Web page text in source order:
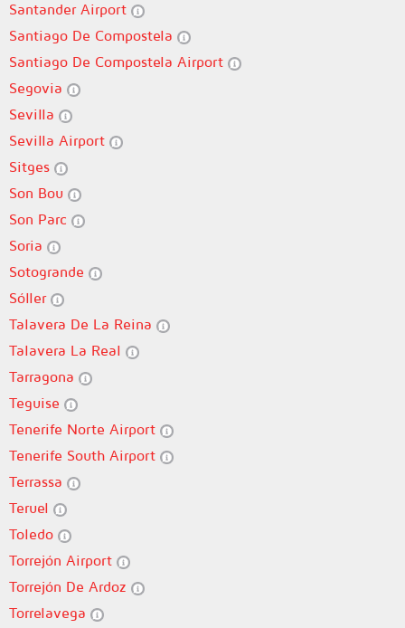
Santander Airport
Santiago De Compostela
Santiago De Compostela Airport
Segovia
Sevilla
Sevilla Airport
Sitges
Son Bou
Son Parc
Soria
Sotogrande
Sóller
Talavera De La Reina
Talavera La Real
Tarragona
Teguise
Tenerife Norte Airport
Tenerife South Airport
Terrassa
Teruel
Toledo
Torrejón Airport
Torrejón De Ardoz
Torrelavega